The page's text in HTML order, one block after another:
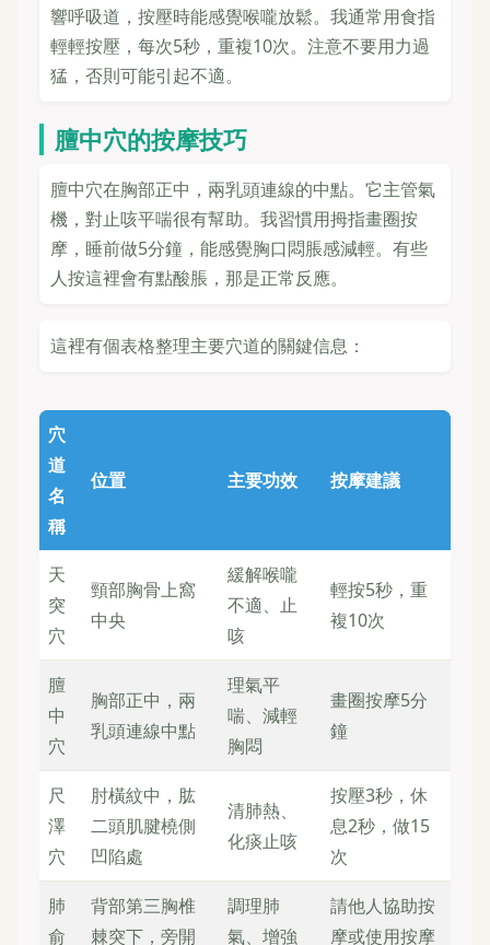
響呼吸道，按壓時能感覺喉嚨放鬆。我通常用食指
輕輕按壓，每次5秒，重複10次。注意不要用力過
猛，否則可能引起不適。
膻中穴的按摩技巧
膻中穴在胸部正中，兩乳頭連線的中點。它主管氣
機，對止咳平喘很有幫助。我習慣用拇指畫圈按
摩，睡前做5分鐘，能感覺胸口悶脹感減輕。有些
人按這裡會有點酸脹，那是正常反應。
這裡有個表格整理主要穴道的關鍵信息：
穴
道
名
稱
位置 主要功效 按摩建議
天
突
穴
頸部胸骨上窩
中央
緩解喉嚨
不適、止
咳
輕按5秒，重
複10次
膻
中
穴
胸部正中，兩
乳頭連線中點
理氣平
喘、減輕
胸悶
畫圈按摩5分
鐘
尺
澤
穴
肘橫紋中，肱
二頭肌腱橈側
凹陷處
清肺熱、
化痰止咳
按壓3秒，休
息2秒，做15
次
肺
俞
背部第三胸椎
棘突下，旁開
調理肺
氣、增強
請他人協助按
摩或使用按摩